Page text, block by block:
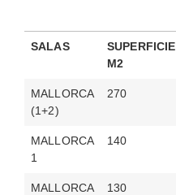
SALAS
SUPERFICIE
M2
MALLORCA
(1+2)
270
MALLORCA
1
140
MALLORCA
130